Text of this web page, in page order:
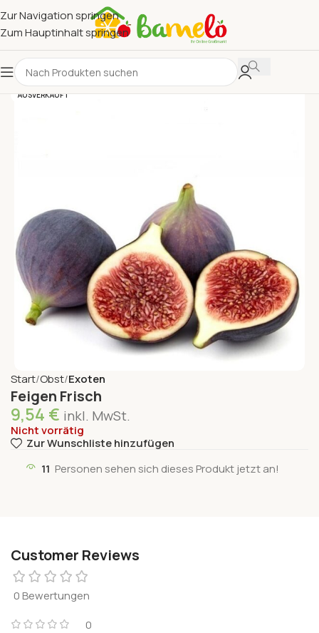
Zur Navigation springen
Zum Hauptinhalt springen
AUSVERKAUFT
Start Obst Exoten
Feigen Frisch
9,54 € inkl. MwSt.
Nicht vorrätig
Zur Wunschliste hinzufügen
11 Personen sehen sich dieses Produkt jetzt an!
Customer Reviews
0 Bewertungen
0